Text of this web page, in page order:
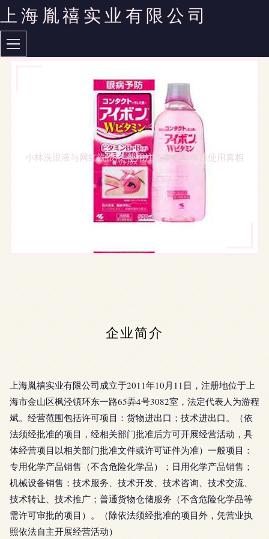
上海胤禧实业有限公司
小林洗眼液与网红洗眼液 使用注意事项与每日使用真相
企业简介
上海胤禧实业有限公司成立于2011年10月11日，注册地位于上
海市金山区枫泾镇环东一路65弄4号3082室，法定代表人为游程
斌。经营范围包括许可项目：货物进出口；技术进出口。（依
法须经批准的项目，经相关部门批准后方可开展经营活动，具
体经营项目以相关部门批准文件或许可证件为准）一般项目：
专用化学产品销售（不含危险化学品）；日用化学产品销售；
机械设备销售；技术服务、技术开发、技术咨询、技术交流、
技术转让、技术推广；普通货物仓储服务（不含危险化学品等
需许可审批的项目）。（除依法须经批准的项目外，凭营业执
照依法自主开展经营活动）